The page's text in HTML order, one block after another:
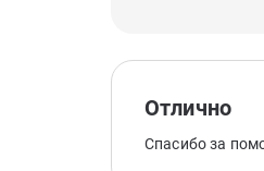
Отлично
Спасибо за